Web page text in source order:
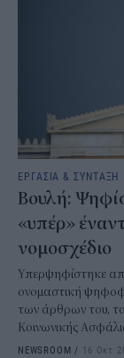
ΕΡΓΑΣΙΑ & ΣΥΝΤΑΞΗ
Βουλή:
«υπέρ»
νομοσχέδιο
Υπερψηφίστηκε
ονομαστική
των άρθρων του, το
Κοινωνικής
NEWSROOM / 16 Οκτ